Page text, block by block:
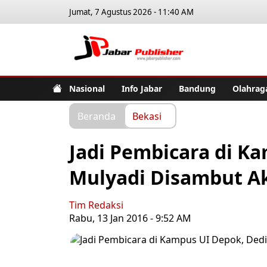
Jumat, 7 Agustus 2026 - 11:40 AM
Nasional Info Jabar Bandung
Beranda Bekasi
Jadi Pembicara di
Mulyadi Disambut
Tim Redaksi
Rabu, 13 Jan 2016 - 9:52 AM